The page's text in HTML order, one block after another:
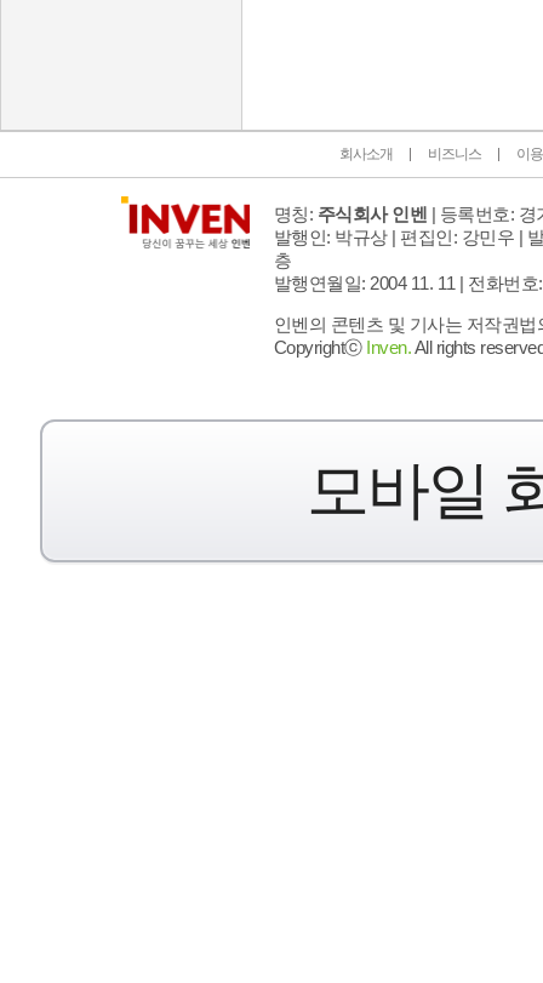
회사소개 비즈니스 이
명칭: 주식회사 인벤 | 등록번호: 경
발행인: 박규상 | 편집인: 강민우 |
층
발행연월일: 2004 11. 11 | 전화번호
인벤의 콘텐츠 및 기사는 저작권
Copyrightⓒ Inven.All rights
모바일